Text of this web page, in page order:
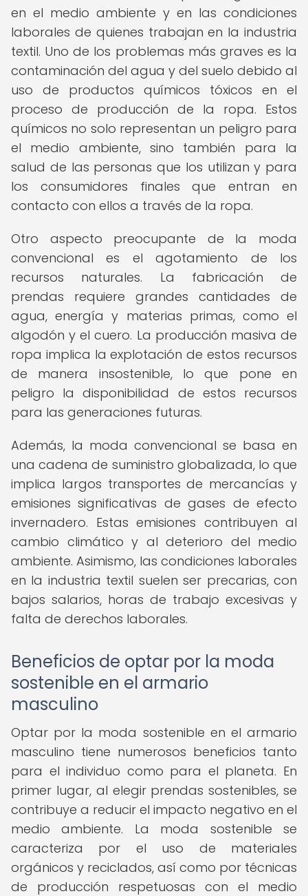
en el medio ambiente y en las condiciones
laborales de quienes trabajan en la industria
textil. Uno de los problemas más graves es la
contaminación del agua y del suelo debido al
uso de productos químicos tóxicos en el
proceso de producción de la ropa. Estos
químicos no solo representan un peligro para
el medio ambiente, sino también para la
salud de las personas que los utilizan y para
los consumidores finales que entran en
contacto con ellos a través de la ropa.
Otro aspecto preocupante de la moda
convencional es el agotamiento de los
recursos naturales. La fabricación de
prendas requiere grandes cantidades de
agua, energía y materias primas, como el
algodón y el cuero. La producción masiva de
ropa implica la explotación de estos recursos
de manera insostenible, lo que pone en
peligro la disponibilidad de estos recursos
para las generaciones futuras.
Además, la moda convencional se basa en
una cadena de suministro globalizada, lo que
implica largos transportes de mercancías y
emisiones significativas de gases de efecto
invernadero. Estas emisiones contribuyen al
cambio climático y al deterioro del medio
ambiente. Asimismo, las condiciones laborales
en la industria textil suelen ser precarias, con
bajos salarios, horas de trabajo excesivas y
falta de derechos laborales.
Beneficios de optar por la moda
sostenible en el armario
masculino
Optar por la moda sostenible en el armario
masculino tiene numerosos beneficios tanto
para el individuo como para el planeta. En
primer lugar, al elegir prendas sostenibles, se
contribuye a reducir el impacto negativo en el
medio ambiente. La moda sostenible se
caracteriza por el uso de materiales
orgánicos y reciclados, así como por técnicas
de producción respetuosas con el medio